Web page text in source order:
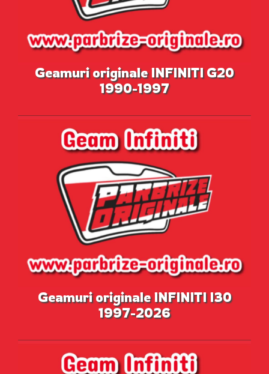
Geamuri originale INFINITI G20
1990-1997
Geamuri originale INFINITI I30
1997-2026